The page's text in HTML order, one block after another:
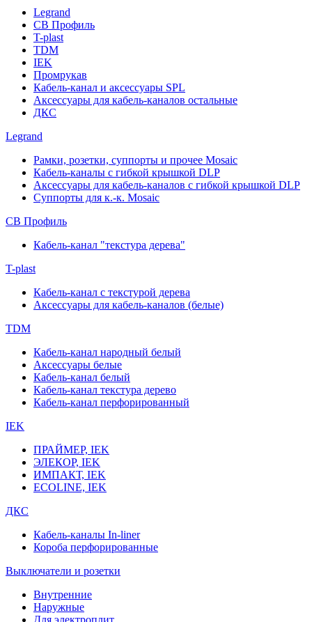
Legrand
СВ Профиль
T-plast
TDM
IEK
Промрукав
Кабель-канал и аксессуары SPL
Аксессуары для кабель-каналов остальные
ДКС
Legrand
Рамки, розетки, суппорты и прочее Mosaic
Кабель-каналы с гибкой крышкой DLP
Аксессуары для кабель-каналов с гибкой крышкой DLP
Суппорты для к.-к. Mosaic
СВ Профиль
Кабель-канал "текстура дерева"
T-plast
Кабель-канал с текстурой дерева
Аксессуары для кабель-каналов (белые)
TDM
Кабель-канал народный белый
Аксессуары белые
Кабель-канал белый
Кабель-канал текстура дерево
Кабель-канал перфорированный
IEK
ПРАЙМЕР, IEK
ЭЛЕКОР, IEK
ИМПАКТ, IEK
ECOLINE, IEK
ДКС
Кабель-каналы In-liner
Короба перфорированные
Выключатели и розетки
Внутренние
Наружные
Для электроплит